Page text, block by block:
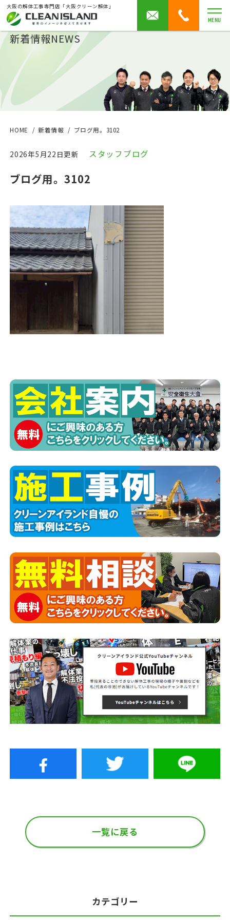
大阪の解体工事専門店「大阪クリーン解体」
MENU
新着情報NEWS
HOME 新着情報 ブログ用。3102
2026年5月22日更新 スタッフブログ
ブログ用。3102
一覧に戻る
カテゴリー